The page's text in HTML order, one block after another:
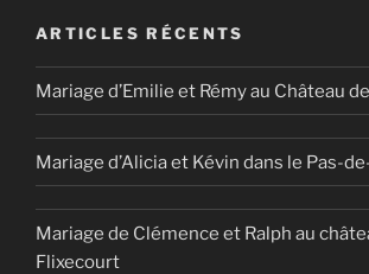
ARTICLES RÉCENTS
Mariage d’Emilie et Rémy au Château
Mariage d’Alicia et Kévin dans le Pas-
Mariage de Clémence et Ralph au
Flixecourt